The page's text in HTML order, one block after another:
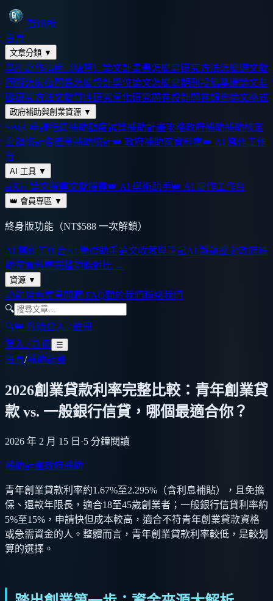
智研所
首頁
文章分類 ▼
學術寫作指南（總覽） 論文計畫書怎麼寫研究方法怎麼選文獻
回顧怎麼做問卷怎麼設計學位論文怎麼寫期刊投稿準備論文基
礎研究方法文獻質性研究量化研究問卷設計問卷調查論文格式
政府補助與創業資源 ▼
SBIR 申請指南補助額度試算補助計畫攻略政府補助補助核定
金額統計各產業補助統計👑 政府補助案資料庫👑 AI 寫作工作
台
AI 工具 ▼
arXiv 論文搜尋文獻搜尋👑 AI 學術助手👑 AI 寫作工作台
👑 會員專區 ▼
終身版功能（NT$588 一次解鎖）
AI 寫作工作台AI 學術助手論文收藏與筆記AI 解讀歷史政府補
助案資料庫完整功能對比 →
資源 ▼
功能特色常見問題 FAQ關於我們聯絡我們
🔍
🔍👑 升級登入 / 註冊
登入 / 註冊 ☰
首頁/補助計畫
2026創業貸款利率完整比較：青年創業貸
款 vs. 一般銀行信貸，哪個最適合你？
2026 年 2 月 15 日 ·5 分鐘閱讀
補助計畫政府補助
青年創業貸款利率約1.67%至2.295%（含利息補貼），且免擔
保、還款年限長，適合18至45歲創業者；一般銀行信貸利率約
5%至15%，申請快但成本較高，適合不符青年創業貸款資格
或急需資金的人。整體而言，青年創業貸款利率較低，是較划
算的選擇。